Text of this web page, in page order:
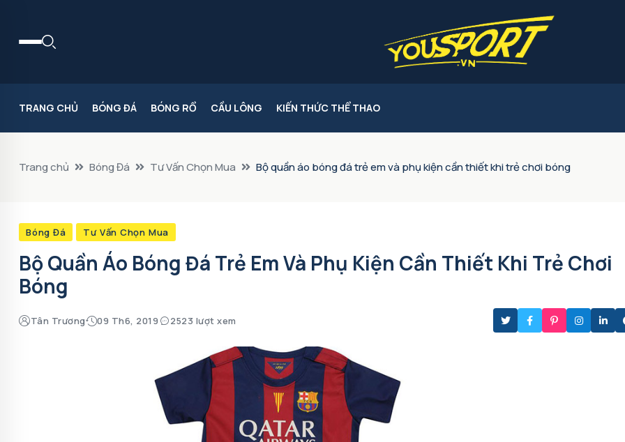
TRANG CHỦ BÓNG ĐÁ BÓNG RỔ CẦU LÔNG KIẾN THỨC THỂ THAO
Trang chủ Bóng Đá Tư Vấn Chọn Mua Bộ quần áo bóng đá trẻ em và phụ kiện cần thiết khi trẻ chơi bóng
Bóng Đá Tư Vấn Chọn Mua
Bộ Quần Áo Bóng Đá Trẻ Em Và Phụ Kiện Cần Thiết Khi Trẻ Chơi
Bóng
Tân Trương 09 Th6, 2019 2523 lượt xem